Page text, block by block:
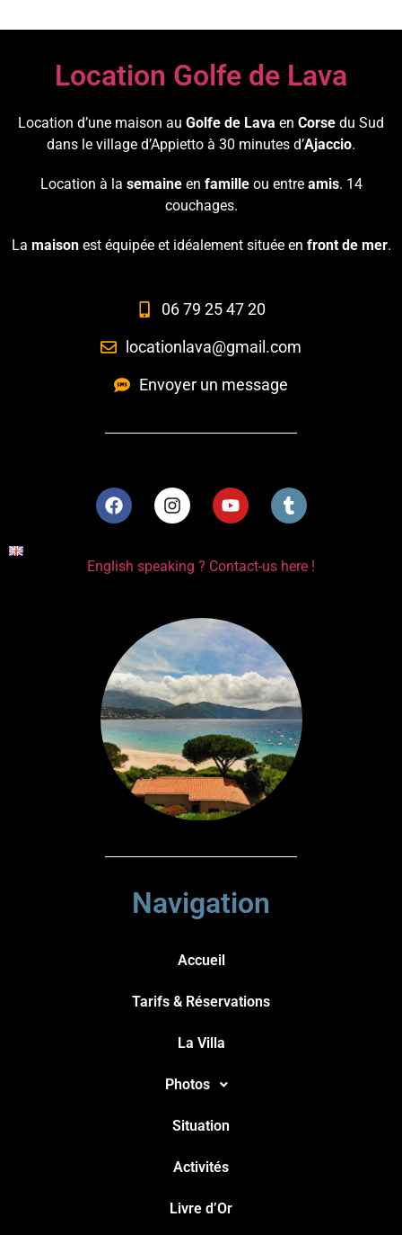
Location Golfe de Lava
Location d’une maison au Golfe de Lava en Corse du Sud
dans le village d’Appietto à 30 minutes d’Ajaccio.
Location à la semaineen familleou entre amis. 14
couchages.
La maisonest équipée et idéalement située en front de mer.
06 79 25 47 20
locationlava@gmail.com
Envoyer un message
English speaking ? Contact-us here !
Navigation
Accueil
Tarifs & Réservations
La Villa
Photos
Situation
Activités
Livre d’Or